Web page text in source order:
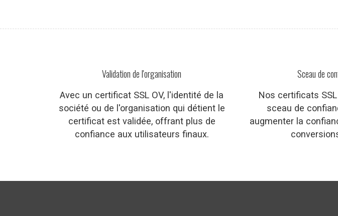
Validation de l'organisation
Avec un certificat SSL OV, l'identité de la
société ou de l'organisation qui détient le
certificat est validée, offrant plus de
confiance aux utilisateurs finaux.
Sceau de
Nos certificats
sceau de
augmenter la